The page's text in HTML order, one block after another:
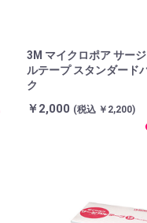
3M マイクロポア サー
ルテープ スタンダード
ク
￥2,000 (税込 ￥2,200)